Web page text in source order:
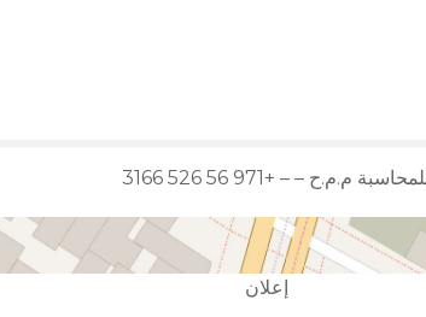
م.م.ح – – +971 56 526 3166
إعلان